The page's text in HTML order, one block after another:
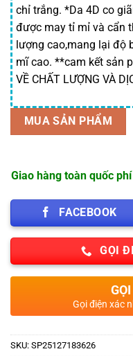
chỉ trắng. *Da 4D co
được may tỉ mỉ và cẩn
lượng cao,mang lại độ
mĩ cao. **cam kết sản
VỀ CHẤT LƯỢNG VÀ
MUA SẢN PHẨM
Giao hàng toàn quốc
FACEBOOK
GỌI
Gọi điện xác
SKU: SP25127183626